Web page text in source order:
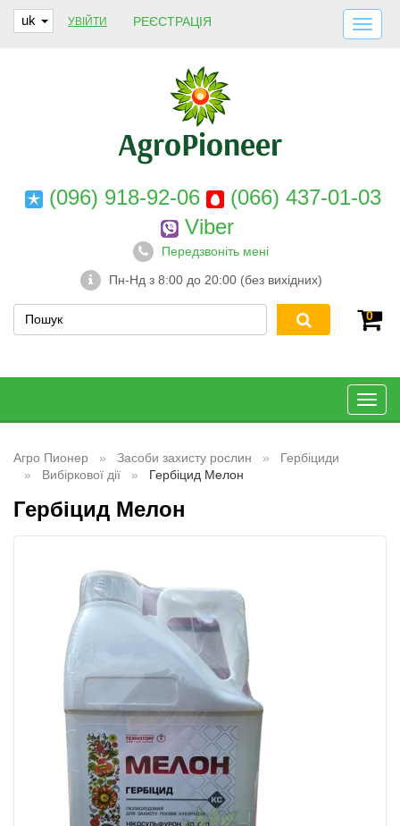
uk УВІЙТИ РЕЄСТРАЦІЯ
ДОСТАВКА І ОПЛАТА
ПРО НАС
ГАРАНТІЇ
КОНТАКТИ
(096) 918-92-06
(066) 437-01-03
Viber
Передзвоніть мені
Пн-Нд з 8:00 до 20:00 (без вихідних)
0
Агро Пионер Засоби захисту рослин
Гербіциди
Вибіркової дії
Гербіцид Мелон
Гербіцид Мелон